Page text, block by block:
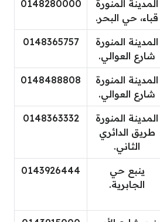
المدينة المنورة
قباء، حي البحر.
0148280000
المدينة المنورة
شارع العوالي.
0148365757
المدينة المنورة
شارع العوالي.
0148488808
المدينة المنورة
طريق الدائري
الثاني.
0148363332
ينبع حي
الجابرية.
0143926444